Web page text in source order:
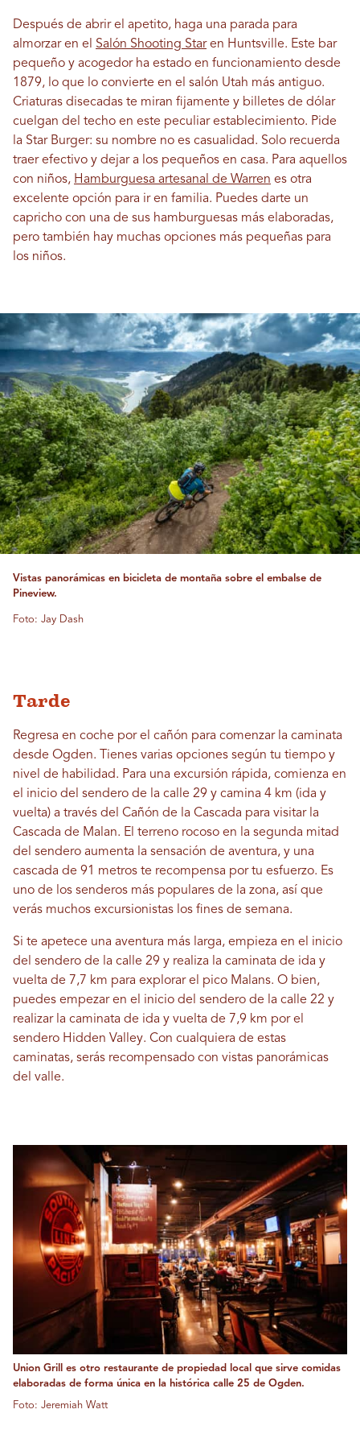
Después de abrir el apetito, haga una parada para
almorzar en el Salón Shooting Staren Huntsville. Este bar
pequeño y acogedor ha estado en funcionamiento desde
1879, lo que lo convierte en el salón Utah más antiguo.
Criaturas disecadas te miran fijamente y billetes de dólar
cuelgan del techo en este peculiar establecimiento. Pide
la Star Burger: su nombre no es casualidad. Solo recuerda
traer efectivo y dejar a los pequeños en casa. Para aquellos
con niños, Hamburguesa artesanal de Warren es otra
excelente opción para ir en familia. Puedes darte un
capricho con una de sus hamburguesas más elaboradas,
pero también hay muchas opciones más pequeñas para
los niños.
Vistas panorámicas en bicicleta de montaña sobre el embalse de
Pineview.
Foto: Jay Dash
Tarde
Regresa en coche por el cañón para comenzar la caminata
desde Ogden. Tienes varias opciones según tu tiempo y
nivel de habilidad. Para una excursión rápida, comienza en
el inicio del sendero de la calle 29 y camina 4 km (ida y
vuelta) a través del Cañón de la Cascada para visitar la
Cascada de Malan. El terreno rocoso en la segunda mitad
del sendero aumenta la sensación de aventura, y una
cascada de 91 metros te recompensa por tu esfuerzo. Es
uno de los senderos más populares de la zona, así que
verás muchos excursionistas los fines de semana.
Si te apetece una aventura más larga, empieza en el inicio
del sendero de la calle 29 y realiza la caminata de ida y
vuelta de 7,7 km para explorar el pico Malans. O bien,
puedes empezar en el inicio del sendero de la calle 22 y
realizar la caminata de ida y vuelta de 7,9 km por el
sendero Hidden Valley. Con cualquiera de estas
caminatas, serás recompensado con vistas panorámicas
del valle.
Union Grill es otro restaurante de propiedad local que sirve comidas
elaboradas de forma única en la histórica calle 25 de Ogden.
Foto: Jeremiah Watt